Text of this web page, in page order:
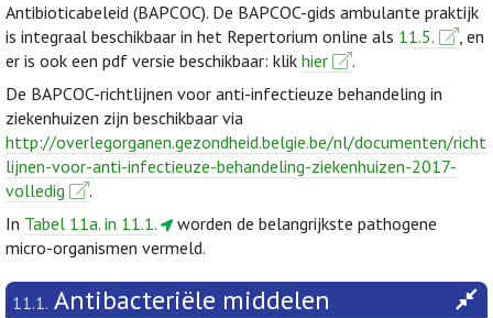
Antibioticabeleid (BAPCOC). De BAPCOC-gids ambulante praktijk
is integraal beschikbaar in het Repertorium online als 11.5.
, en
er is ook een pdf versie beschikbaar: klik hier
.
De BAPCOC-richtlijnen voor anti-infectieuze behandeling in
ziekenhuizen zijn beschikbaar via
http://overlegorganen.gezondheid.belgie.be/nl/documenten/richt
lijnen-voor-anti-infectieuze-behandeling-ziekenhuizen-2017-
volledig
.
In Tabel 11a. in 11.1.
worden de belangrijkste pathogene
micro-organismen vermeld.
11.1. Antibacteriële middelen